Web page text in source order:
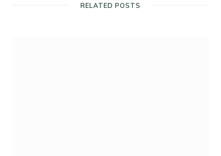
t
e
RELATED POSTS